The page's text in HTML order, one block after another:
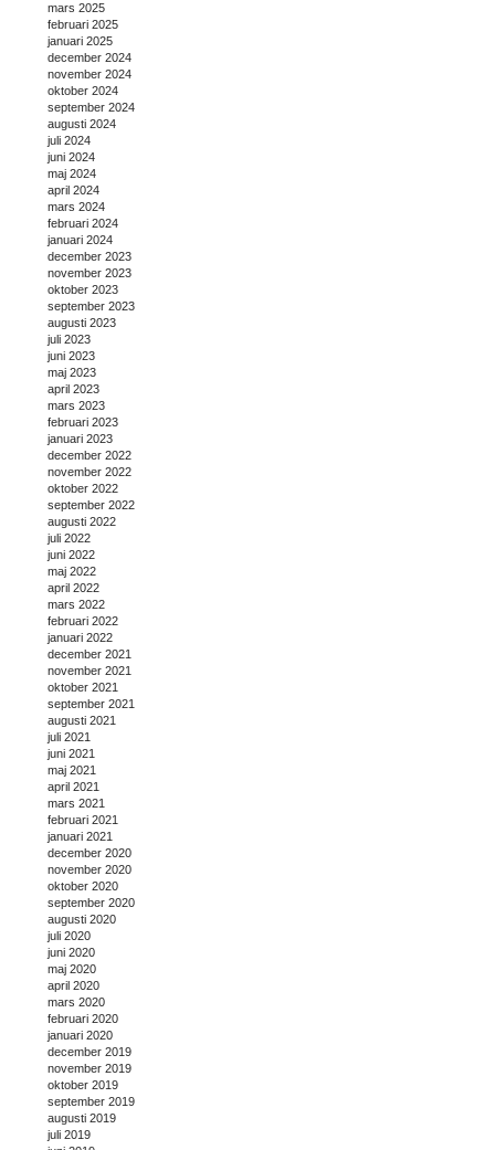
mars 2025
februari 2025
januari 2025
december 2024
november 2024
oktober 2024
september 2024
augusti 2024
juli 2024
juni 2024
maj 2024
april 2024
mars 2024
februari 2024
januari 2024
december 2023
november 2023
oktober 2023
september 2023
augusti 2023
juli 2023
juni 2023
maj 2023
april 2023
mars 2023
februari 2023
januari 2023
december 2022
november 2022
oktober 2022
september 2022
augusti 2022
juli 2022
juni 2022
maj 2022
april 2022
mars 2022
februari 2022
januari 2022
december 2021
november 2021
oktober 2021
september 2021
augusti 2021
juli 2021
juni 2021
maj 2021
april 2021
mars 2021
februari 2021
januari 2021
december 2020
november 2020
oktober 2020
september 2020
augusti 2020
juli 2020
juni 2020
maj 2020
april 2020
mars 2020
februari 2020
januari 2020
december 2019
november 2019
oktober 2019
september 2019
augusti 2019
juli 2019